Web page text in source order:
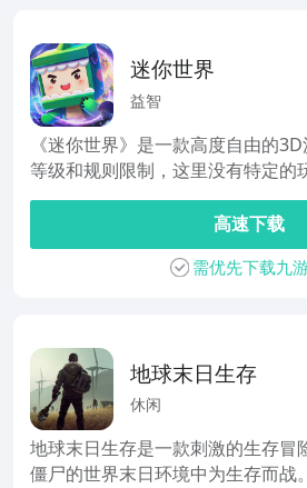
迷你世界
益智
《迷你世界》是一款高度自由的
等级和规则限制，这里没有特定的
高速下载
需优先下载九
地球末日生存
休闲
地球末日生存是一款刺激的生存冒
僵尸的世界末日环境中为生存而战